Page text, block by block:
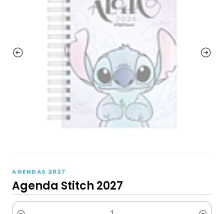
AGENDAS 2027
Agenda Stitch 2027